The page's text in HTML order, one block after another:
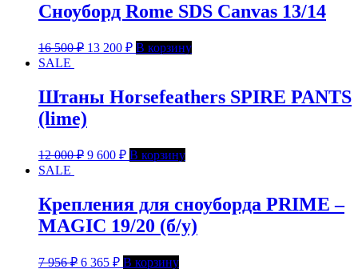
Сноуборд Rome SDS Canvas 13/14
16 500₽ 13 200 ₽ В корзину
SALE
Штаны Horsefeathers SPIRE PANTS
(lime)
12 000₽ 9 600 ₽ В корзину
SALE
Крепления для сноуборда PRIME –
MAGIC 19/20 (б/у)
7 956₽ 6 365 ₽ В корзину